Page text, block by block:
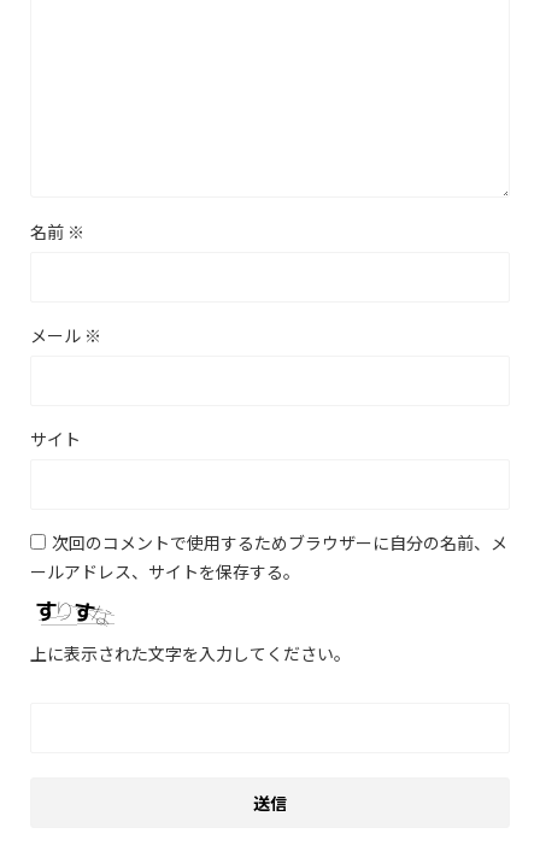
名前 ※
メール ※
サイト
次回のコメントで使用するためブラウザーに自分の名前、メ
ールアドレス、サイトを保存する。
上に表示された文字を入力してください。